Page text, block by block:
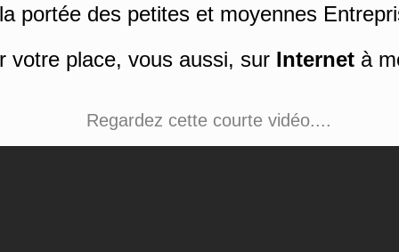
portée des petites et moyennes
votre place, vous aussi, sur Internetà
Regardez cette courte vidéo....